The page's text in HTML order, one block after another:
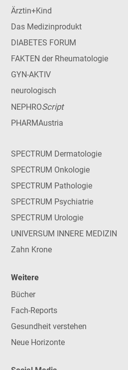
Ärztin+Kind
Das Medizinprodukt
DIABETES FORUM
FAKTEN der Rheumatologie
GYN-AKTIV
neurologisch
NEPHROScript
PHARMAustria
SPECTRUM Dermatologie
SPECTRUM Onkologie
SPECTRUM Pathologie
SPECTRUM Psychiatrie
SPECTRUM Urologie
UNIVERSUM INNERE MEDIZIN
Zahn Krone
Weitere
Bücher
Fach-Reports
Gesundheit verstehen
Neue Horizonte